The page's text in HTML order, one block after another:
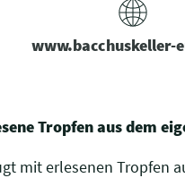
www.bacchuskeller-
Tropfen aus dem
mit erlesenen Tropfen